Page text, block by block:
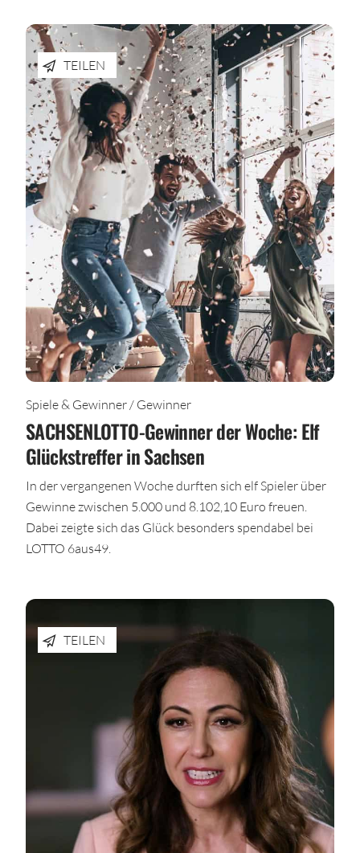
TEILEN
Spiele & Gewinner / Gewinner
SACHSENLOTTO-Gewinner der Woche: Elf
Glückstreffer in Sachsen
In der vergangenen Woche durften sich elf Spieler über
Gewinne zwischen 5.000 und 8.102,10 Euro freuen.
Dabei zeigte sich das Glück besonders spendabel bei
LOTTO 6aus49.
TEILEN